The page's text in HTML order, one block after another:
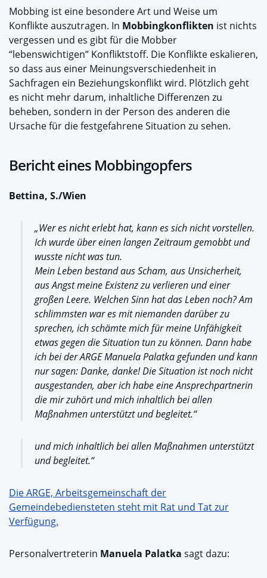
Mobbing ist eine besondere Art und Weise um
Konflikte auszutragen. In Mobbingkonflikten ist nichts
vergessen und es gibt für die Mobber
“lebenswichtigen” Konfliktstoff. Die Konflikte eskalieren,
so dass aus einer Meinungsverschiedenheit in
Sachfragen ein Beziehungskonflikt wird. Plötzlich geht
es nicht mehr darum, inhaltliche Differenzen zu
beheben, sondern in der Person des anderen die
Ursache für die festgefahrene Situation zu sehen.
Bericht eines Mobbingopfers
Bettina, S./Wien
„Wer es nicht erlebt hat, kann es sich nicht vorstellen.
Ich wurde über einen langen Zeitraum gemobbt und
wusste nicht was tun.
Mein Leben bestand aus Scham, aus Unsicherheit,
aus Angst meine Existenz zu verlieren und einer
großen Leere. Welchen Sinn hat das Leben noch? Am
schlimmsten war es mit niemanden darüber zu
sprechen, ich schämte mich für meine Unfähigkeit
etwas gegen die Situation tun zu können. Dann habe
ich bei der ARGE Manuela Palatka gefunden und kann
nur sagen: Danke, danke! Die Situation ist noch nicht
ausgestanden, aber ich habe eine Ansprechpartnerin
die mir zuhört und mich inhaltlich bei allen
Maßnahmen unterstützt und begleitet.“
und mich inhaltlich bei allen Maßnahmen unterstützt
und begleitet.“
Die ARGE, Arbeitsgemeinschaft der
Gemeindebediensteten steht mit Rat und Tat zur
Verfügung.
Personalvertreterin Manuela Palatka sagt dazu: